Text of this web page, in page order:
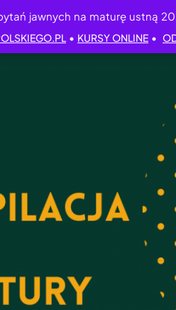
jawnych na maturę ustną
• KURSY ONLINE •